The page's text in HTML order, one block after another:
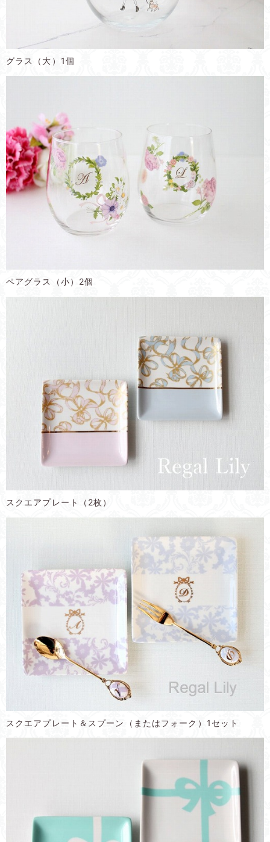
グラス（大）1個
ペアグラス（小）2個
スクエアプレート（2枚）
スクエアプレート＆スプーン（またはフォーク）1セット